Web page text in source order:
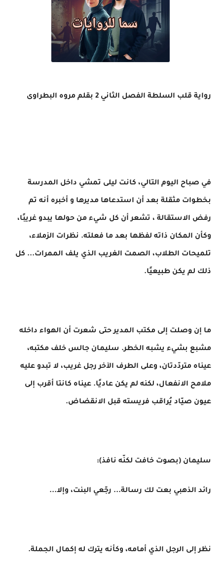
رواية قلب السلطة الفصل الثاني 2 بقلم مروه البطراوى
في صباح اليوم التالي، كانت ليلى تمشي داخل المدرسة
بخطوات مثقلة بعد أن استدعاها مديرها و أخبره أنه تم
رفض الاستقالة ، تشعر أن كل شيء من حولها يبدو غريبًا،
وكأن المكان ذاته لفظها بعد ما فعلته. نظرات الزملاء،
تلميحات الطلاب، الصمت الغريب الذي يلف الممرات... كل
ذلك لم يكن طبيعيًا.
ما إن وصلت إلى مكتب المدير حتى شعرت أن الهواء داخله
مشبع بشيء يشبه الخطر. سليمان جالس خلف مكتبه،
عيناه متردّدتان، وعلى الطرف الآخر رجل غريب، لا تبدو عليه
ملامح الانفعال، لكنه لم يكن عاديًا. عيناه كانتا أقرب إلى
عيون صيّاد يُراقب فريسته قبل الانقضاض.
سليمان (بصوت خافت لكنّه نافذ):
رائد الذهبي بعت لك رسالة... رجّعي البنت، وإلا...
نظر إلى الرجل الذي أمامه، وكأنه يترك له إكمال الجملة.